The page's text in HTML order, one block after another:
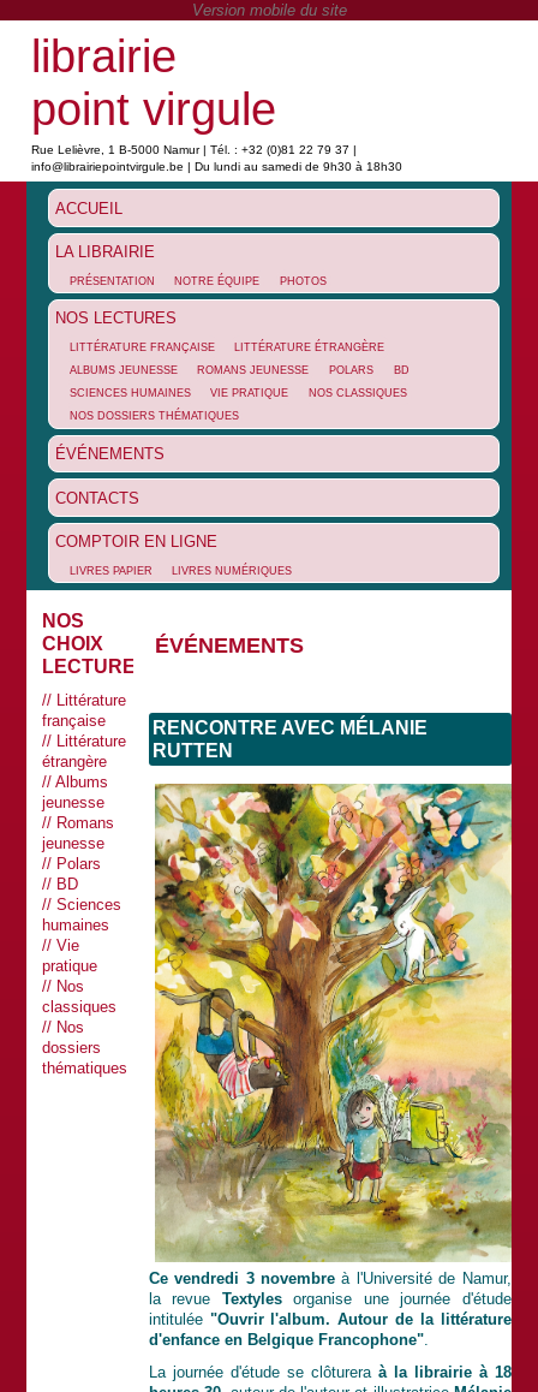
librairie
point virgule
Rue Lelièvre, 1 B-5000 Namur | Tél. : +32 (0)81 22 79 37 |
info@librairiepointvirgule.be | Du lundi au samedi de 9h30 à 18h30
ACCUEIL
LA LIBRAIRIE
PRÉSENTATION NOTRE ÉQUIPE PHOTOS
NOS LECTURES
LITTÉRATURE FRANÇAISE
LITTÉRATURE ÉTRANGÈRE
ALBUMS JEUNESSE
ROMANS JEUNESSE POLARS
BD
SCIENCES HUMAINES
VIE PRATIQUE
NOS CLASSIQUES
NOS DOSSIERS THÉMATIQUES
ÉVÉNEMENTS
CONTACTS
COMPTOIR EN LIGNE
LIVRES PAPIER LIVRES NUMÉRIQUES
NOS
CHOIX
LECTURES
Littérature
française
Littérature
étrangère
Albums
jeunesse
Romans
jeunesse
Polars
BD
Sciences
humaines
Vie
pratique
Nos
classiques
Nos
dossiers
thématiques
ÉVÉNEMENTS
RENCONTRE AVEC MÉLANIE
RUTTEN
Ce vendredi 3 novembre à l'Université de Namur,
la revue Textylesorganise une journée d'étude
intitulée "Ouvrir l'album. Autour de la littérature
d'enfance en Belgique Francophone".
La journée d'étude se clôturera à la librairie à 18